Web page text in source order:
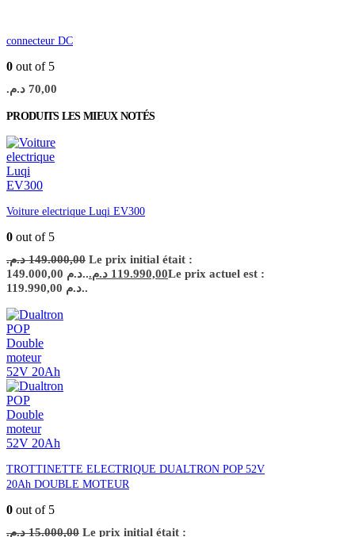
connecteur DC
0 out of 5
70,00 د.م.
PRODUITS LES MIEUX NOTÉS
Voiture electrique Luqi EV300
0 out of 5
149.000,00 د.م.
Le prix initial était :
149.000,00 د.م..
119.990,00 د.م.
Le prix actuel est :
119.990,00 د.م..
TROTTINETTE ELECTRIQUE DUALTRON POP 52V
20Ah DOUBLE MOTEUR
0 out of 5
15.000,00 د.م.
Le prix initial était :